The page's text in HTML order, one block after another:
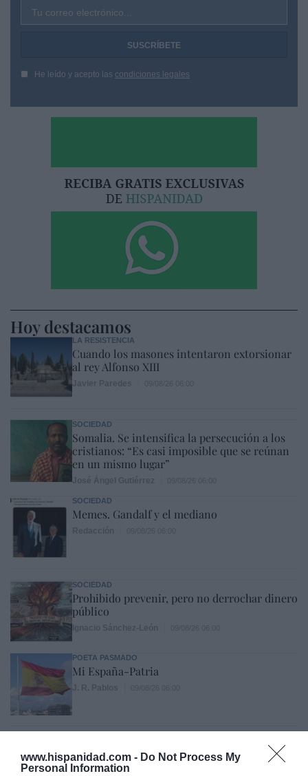
www.hispanidad.com - Do Not Process My
Personal Information
Tu correo electrónico...
He leído y acepto las condiciones legales
Hoy destacamos
LA RESISTENCIA
Cuando los masones intentaron extorsionar
al rey Alfonso XIII
SOCIEDAD
Somalia. Se intensifica la persecución a los
cristianos: “Es casi imposible que se reúnan
en un mismo lugar”
SOCIEDAD
Memes. Gandalf y el mediano
SOCIEDAD
Prohibido prevenir, pero no derrochar dinero
público
POETA PASMADO
Mi España-Patria
Primarias presidenciales demócratas 2028. El
icono LGTBIQ+ Pete Buttigieg regresa a